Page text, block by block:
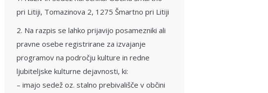
pri Litiji, Tomazinova 2, 1275 Šmartno pri Litiji
2. Na razpis se lahko prijavijo posamezniki ali
pravne osebe registrirane za izvajanje
programov na področju kulture in redne
ljubiteljske kulturne dejavnosti, ki:
– imajo sedež oz. stalno prebivališče v občini